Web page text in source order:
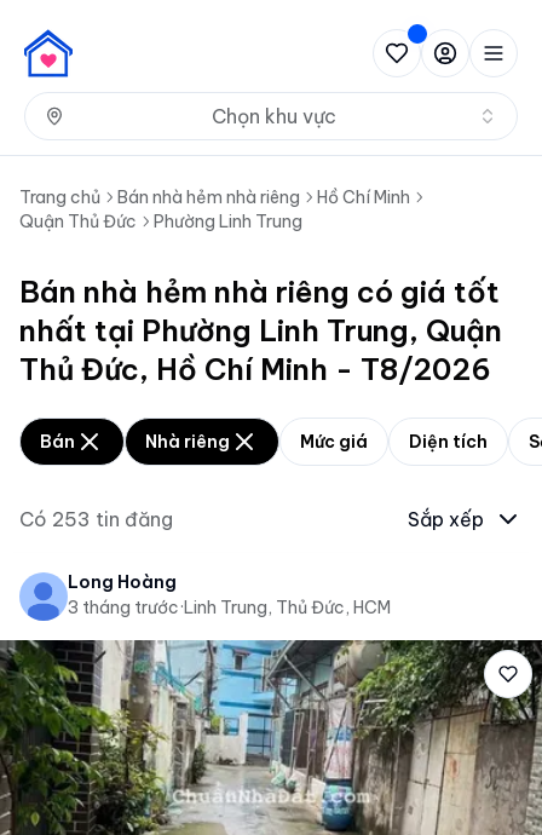
Chọn khu vực
Trang chủ Bán nhà hẻm nhà riêng
Hồ Chí Minh
Quận Thủ Đức
Phường Linh Trung
Bán nhà hẻm nhà riêng có giá tốt
nhất tại Phường Linh Trung, Quận
Thủ Đức, Hồ Chí Minh - T8/2026
Bán Nhà riêng Mức giá Diện tích
Có 253 tin đăng Sắp xếp
Long Hoàng
3 tháng trước·Linh Trung, Thủ Đức, HCM